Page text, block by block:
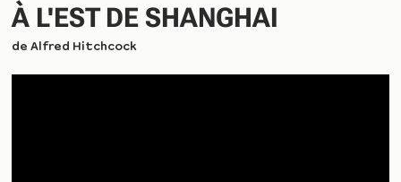
À L'EST DE SHANGHAI
de Alfred Hitchcock